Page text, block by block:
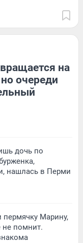
на
очереди
дочь по
нашлась в Перми
Марину,
не помнит.